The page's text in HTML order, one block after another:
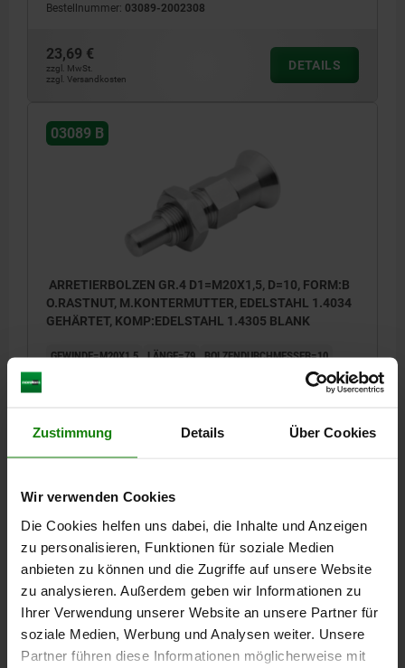
Zustimmung Details Über Cookies
Wir verwenden Cookies
Die Cookies helfen uns dabei, die Inhalte und Anzeigen
zu personalisieren, Funktionen für soziale Medien
anbieten zu können und die Zugriffe auf unsere Website
zu analysieren. Außerdem geben wir Informationen zu
Ihrer Verwendung unserer Website an unsere Partner für
soziale Medien, Werbung und Analysen weiter. Unsere
Partner führen diese Informationen möglicherweise mit
Bestellnummer: 03089-2002308
23,69 €
zzgl. MwSt.
zzgl. Versandkosten
DETAILS
03089 B
ARRETIERBOLZEN GR.4 D1=M20X1,5, D=10, FORM:B
O.RASTNUT, M.KONTERMUTTER, EDELSTAHL 1.4034
GEHÄRTET, KOMP:EDELSTAHL 1.4305 BLANK
GEWINDE=M20X1,5 LÄNGE=79 BOLZENDURCHMESSER=10
OBERFLÄCHE KOMPONENTE=BLANK
L1=28 L2=12
L3=25 HUB S=15
FEDERKRAFT ENDE F2 CA. N=43
Bestellnummer:03089-2002410
30,44 €
zzgl. MwSt.
DETAILS
03089 B